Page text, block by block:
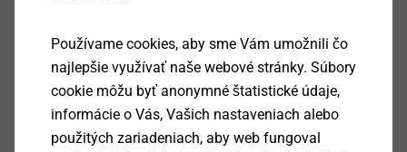
Iso-Corner kit T-FAST®
Zobrazit výrobek
Používame cookies, aby sme Vám umožnili čo
najlepšie využívať naše webové stránky. Súbory
cookie môžu byť anonymné štatistické údaje,
informácie o Vás, Vašich nastaveniach alebo
použitých zariadeniach, aby web fungoval